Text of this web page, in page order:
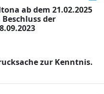
ab dem 21.02.2025
der
zur Kenntnis.